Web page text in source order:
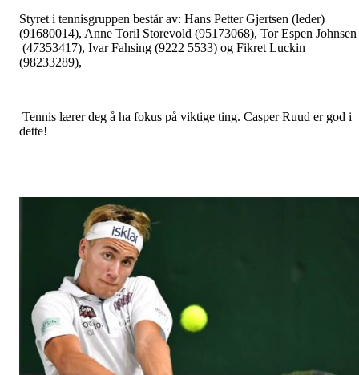
Styret i tennisgruppen består av: Hans Petter Gjertsen (leder)
(91680014), Anne Toril Storevold (95173068), Tor Espen Johnsen
(47353417), Ivar Fahsing (9222 5533) og Fikret Luckin
(98233289),
Tennis lærer deg å ha fokus på viktige ting. Casper Ruud er god i
dette!